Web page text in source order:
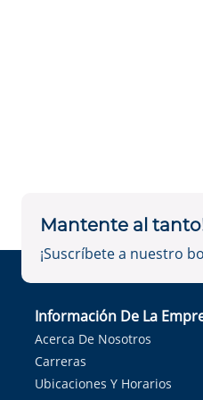
Mantente al
¡Suscríbete a nuestro
Información De La
Acerca De Nosotros
Carreras
Ubicaciones Y Horarios